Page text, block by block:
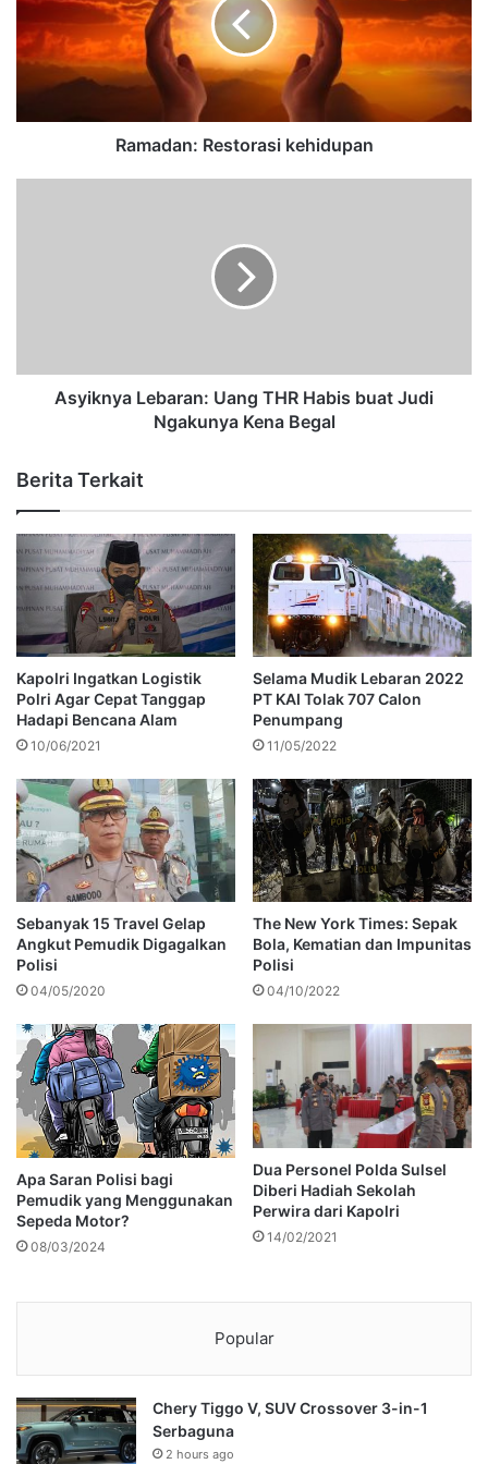
Ramadan: Restorasi kehidupan
Asyiknya Lebaran: Uang THR Habis buat Judi
Ngakunya Kena Begal
Berita Terkait
Kapolri Ingatkan Logistik
Polri Agar Cepat Tanggap
Hadapi Bencana Alam
10/06/2021
Selama Mudik Lebaran 2022
PT KAI Tolak 707 Calon
Penumpang
11/05/2022
Sebanyak 15 Travel Gelap
Angkut Pemudik Digagalkan
Polisi
04/05/2020
The New York Times: Sepak
Bola, Kematian dan Impunitas
Polisi
04/10/2022
Apa Saran Polisi bagi
Pemudik yang Menggunakan
Sepeda Motor?
08/03/2024
Dua Personel Polda Sulsel
Diberi Hadiah Sekolah
Perwira dari Kapolri
14/02/2021
Popular
Chery Tiggo V, SUV Crossover 3-in-1
Serbaguna
2 hours ago